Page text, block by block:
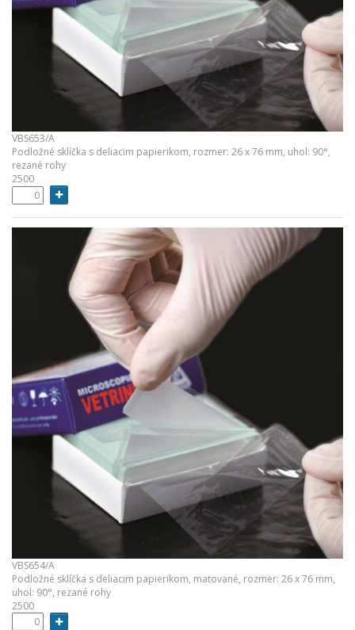
VBS653/A
Podložné sklíčka s deliacim papierikom, rozmer: 26 x 76 mm, uhol: 90°,
rezané rohy
2500
VBS654/A
Podložné sklíčka s deliacim papierikom, matované, rozmer: 26 x 76 mm,
uhol: 90°, rezané rohy
2500